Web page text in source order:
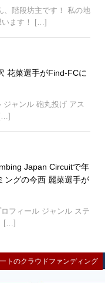
、階段坊主です！ 私の地
います！ […]
花菜選手がFind-FCに
ャンル 砲丸投げ アス
Japan Circuitで年
ングの今西 麗菜選手が
フィール ジャンル ステ
[…]
トのクラウドファンディング